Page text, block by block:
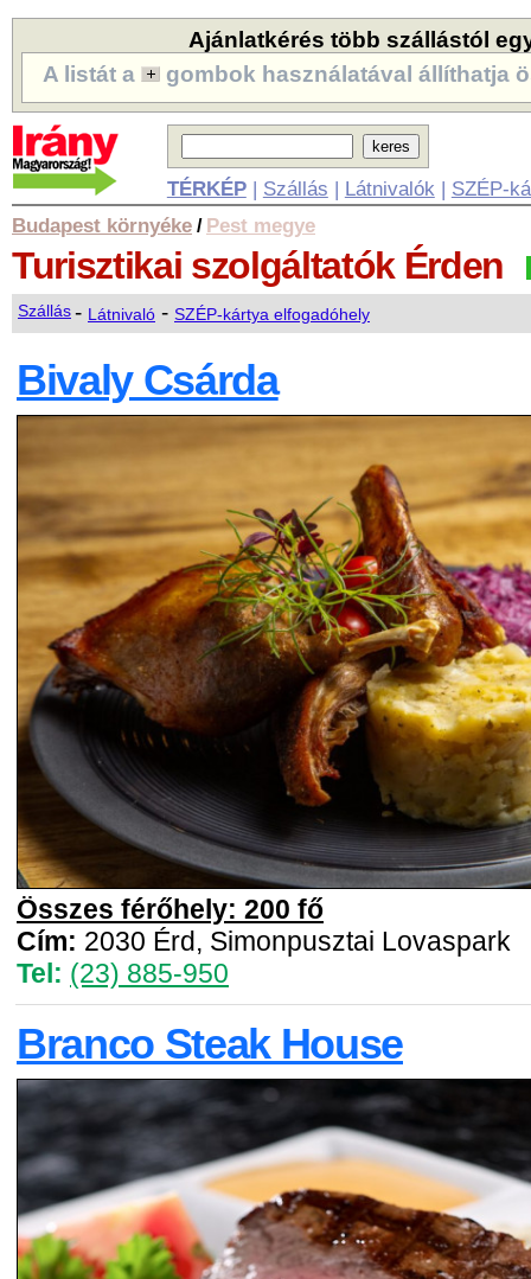
Ajánlatkérés több szállástól
A listát a
gombok használatával állíthatja
TÉRKÉP| Szállás | Látnivalók | SZÉP-
Budapest környéke / Pest megye
Turisztikai szolgáltatók Érden
Szállás- Látnivaló - SZÉP-kártya elfogadóhely
Bivaly Csárda
Összes férőhely: 200 fő
Cím: 2030 Érd, Simonpusztai Lovaspark
Tel: (23) 885-950
Branco Steak House